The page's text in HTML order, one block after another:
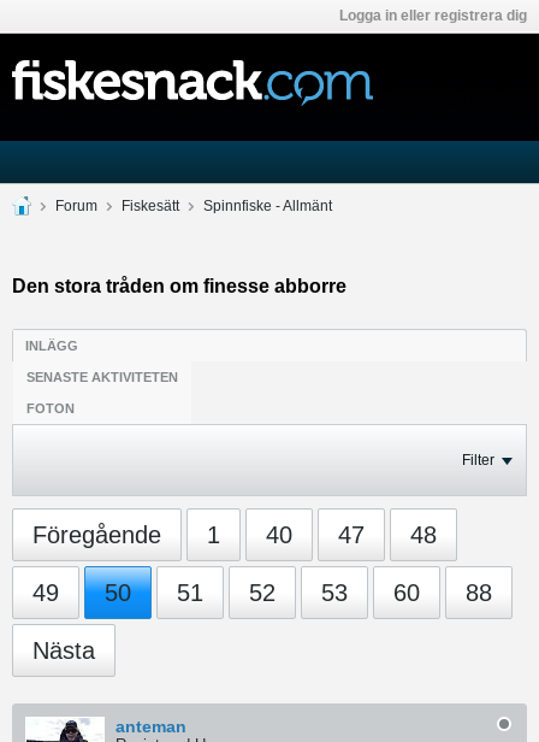
Logga in eller registrera dig
Forum Fiskesätt Spinnfiske - Allmänt
Den stora tråden om finesse abborre
INLÄGG
SENASTE AKTIVITETEN
FOTON
Filter
Föregående 1 40 47 48
49 50 51 52 53 60 88
Nästa
anteman